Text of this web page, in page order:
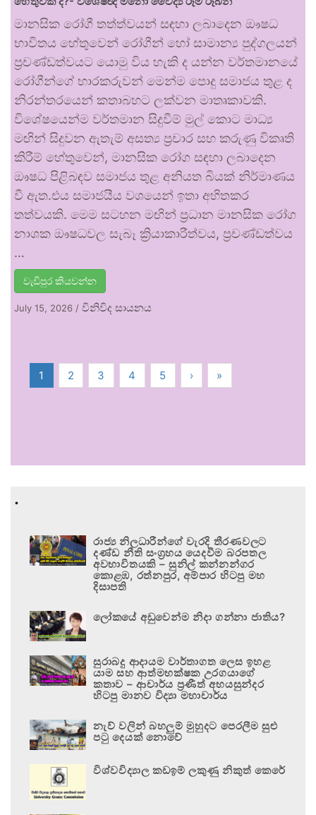
මානසික රෝගී තත්ත්වයන් සඳහා ලබාදෙන ඖෂධ
භාවිතය හේතුවෙන් රෝගීන් හෝ සාමාන්‍ය පුද්ගලයන්
ප්‍රචණ්ඩත්වයට යොමු විය හැකි ද යන්න වර්තමානයේ
රෝගීන්ගේ භාරකරුවන් මෙන්ම පොදු සමාජය තුළ ද
නිරන්තරයෙන් කතාබහට ලක්වන මාතෘකාවකි.
විශේෂයෙන්ම වර්තමාන සිදුවීම් මුල් කොට මාධ්‍ය
මඟින් සිදුවන ඇතැම් අසත්‍ය ප්‍රචාර සහ කරුණු විකෘති
කිරීම් හේතුවෙන්, මානසික රෝග සඳහා ලබාදෙන
ඖෂධ පිළිබඳව සමාජය තුළ අනියත බියක් නිර්මාණය
වී ඇත.එය සමාජයීය වශයෙන් ඉතා අහිතකර
තත්වයකි. මෙම සටහන මඟින් ප්‍රධාන මානසික රෝග
නාශක ඖෂධවල සැබෑ ක්‍රියාකාරීත්වය, ප්‍රචණ්ඩත්වය
…
වැඩිපුර කියවන්න
July 15, 2026 / විනිවිද සායනය
1 2 3 4 5 › »
.
රාජ්‍ය නිලධාරීන්ගේ වැරදි තීරණවලට
දණ්ඩ නීති සංග්‍රහය යෙදවීම බරපතල
අවභාවිතයකි – සුනිල් කන්නන්ගර
කොළඹ, රත්නපුර, අම්පාර හිටපු මහ
දිසාපති
ලෝකයේ අඩුවෙන්ම නිදා ගන්නා ජාතිය?
සුරාබදු ආදායම වාර්තාගත ලෙස ඉහළ
යාම සහ ආත්මභක්ෂක උරගයාගේ
කතාව – ආචාර්ය ප්‍රණීත් අභයසුන්දර
හිටපු මානව විද්‍යා මහාචාර්ය
නැව් වලින් බහලුම් මුහුදට පෙරලීම සුළු
පටු දෙයක් නොවේ
විශ්වවිද්‍යාල කඩඉම් ලකුණු නිකුත් කෙරේ